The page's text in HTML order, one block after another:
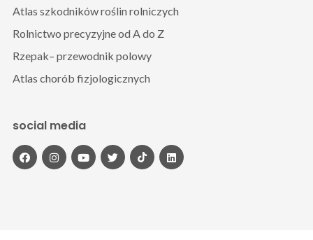
Atlas szkodników roślin rolniczych
Rolnictwo precyzyjne od A do Z
Rzepak– przewodnik polowy
Atlas chorób fizjologicznych
social media